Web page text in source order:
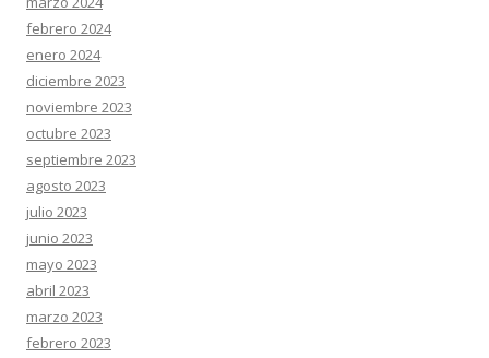
febrero 2024
enero 2024
diciembre 2023
noviembre 2023
octubre 2023
septiembre 2023
agosto 2023
julio 2023
junio 2023
mayo 2023
abril 2023
marzo 2023
febrero 2023